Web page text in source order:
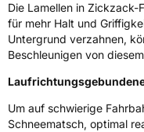
EU Label
EffizienzC
NasshaftungD
Rollgeräusch (Klasse)B
Die Lamellen in
für mehr Halt und
Untergrund verzahnen,
Beschleunigen von
Um auf schwierige
Schneematsch, optimal